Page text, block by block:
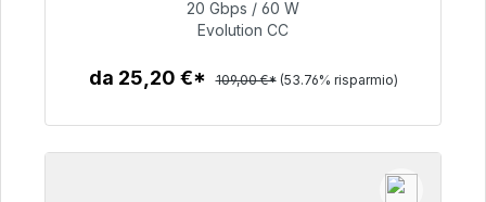
50,40 €
20 Gbps / 60 W
Evolution CC
da 25,20 €* 109,00 €* (53.76% risparmio)